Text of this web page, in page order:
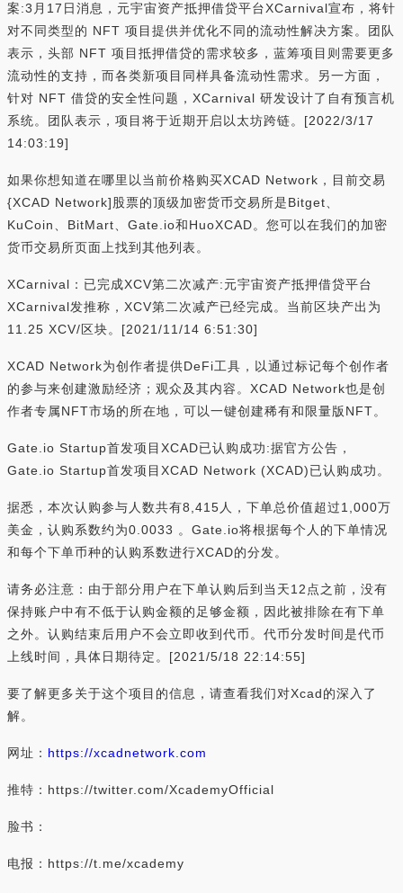
案:3月17日消息，元宇宙资产抵押借贷平台XCarnival宣布，将针
对不同类型的 NFT 项目提供并优化不同的流动性解决方案。团队
表示，头部 NFT 项目抵押借贷的需求较多，蓝筹项目则需要更多
流动性的支持，而各类新项目同样具备流动性需求。另一方面，
针对 NFT 借贷的安全性问题，XCarnival 研发设计了自有预言机
系统。团队表示，项目将于近期开启以太坊跨链。[2022/3/17
14:03:19]
如果你想知道在哪里以当前价格购买XCAD Network，目前交易
{XCAD Network]股票的顶级加密货币交易所是Bitget、
KuCoin、BitMart、Gate.io和HuoXCAD。您可以在我们的加密
货币交易所页面上找到其他列表。
XCarnival：已完成XCV第二次减产:元宇宙资产抵押借贷平台
XCarnival发推称，XCV第二次减产已经完成。当前区块产出为
11.25 XCV/区块。[2021/11/14 6:51:30]
XCAD Network为创作者提供DeFi工具，以通过标记每个创作者
的参与来创建激励经济；观众及其内容。XCAD Network也是创
作者专属NFT市场的所在地，可以一键创建稀有和限量版NFT。
Gate.io Startup首发项目XCAD已认购成功:据官方公告，
Gate.io Startup首发项目XCAD Network (XCAD)已认购成功。
据悉，本次认购参与人数共有8,415人，下单总价值超过1,000万
美金，认购系数约为0.0033 。Gate.io将根据每个人的下单情况
和每个下单币种的认购系数进行XCAD的分发。
请务必注意：由于部分用户在下单认购后到当天12点之前，没有
保持账户中有不低于认购金额的足够金额，因此被排除在有下单
之外。认购结束后用户不会立即收到代币。代币分发时间是代币
上线时间，具体日期待定。[2021/5/18 22:14:55]
要了解更多关于这个项目的信息，请查看我们对Xcad的深入了
解。
网址： https://xcadnetwork.com
推特：https://twitter.com/XcademyOfficial
脸书：
电报：https://t.me/xcademy